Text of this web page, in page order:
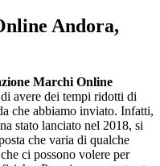
Andora,
Marchi Online
avere dei tempi ridotti di
che abbiamo inviato. Infatti,
stato lanciato nel 2018, si
che varia di qualche
ci possono volere per